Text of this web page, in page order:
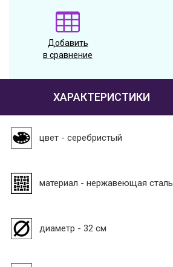
Добавить
в сравнение
ХАРАКТЕРИСТИКИ
цвет - серебристый
материал - нержавеющая сталь
диаметр - 32 см